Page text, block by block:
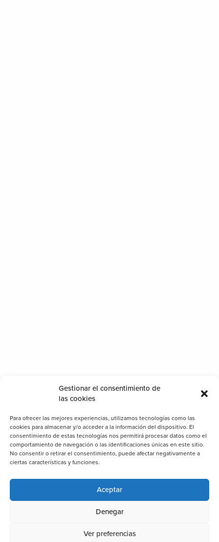
Gestionar el consentimiento de
las cookies
Para ofrecer las mejores experiencias, utilizamos tecnologías como las
cookies para almacenar y/o acceder a la información del dispositivo. El
consentimiento de estas tecnologías nos permitirá procesar datos como el
comportamiento de navegación o las identificaciones únicas en este sitio.
No consentir o retirar el consentimiento, puede afectar negativamente a
ciertas características y funciones.
Aceptar
Denegar
Ver preferencias
náutico con un aire nuevo